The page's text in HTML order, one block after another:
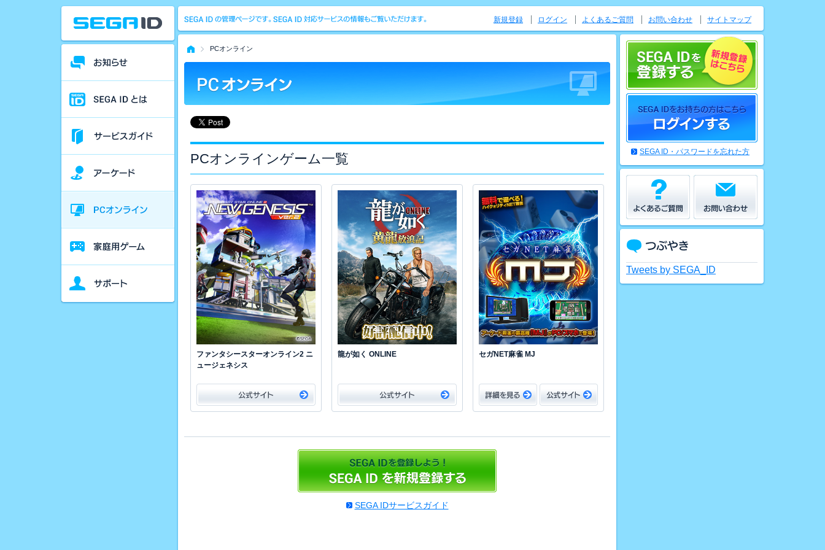
PCオンライン
PCオンラインゲーム一覧
ファンタシースターオンライン2 ニ
ュージェネシス
龍が如く ONLINE セガNET麻雀 MJ
SEGA IDサービスガイド
SEGA ID・パスワードを忘れた方
Tweets by SEGA_ID
新規登録 ログイン よくあるご質問 お問い合わせ サイトマップ